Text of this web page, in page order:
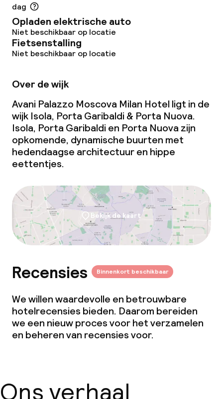
dag
Opladen elektrische auto
Niet beschikbaar op locatie
Fietsenstalling
Niet beschikbaar op locatie
Over de wijk
Avani Palazzo Moscova Milan Hotel ligt in de
wijk Isola, Porta Garibaldi & Porta Nuova.
Isola, Porta Garibaldi en Porta Nuova zijn
opkomende, dynamische buurten met
hedendaagse architectuur en hippe
eettentjes.
Bekijk de kaart
Recensies Binnenkort beschikbaar
We willen waardevolle en betrouwbare
hotelrecensies bieden. Daarom bereiden
we een nieuw proces voor het verzamelen
en beheren van recensies voor.
Ons verhaal